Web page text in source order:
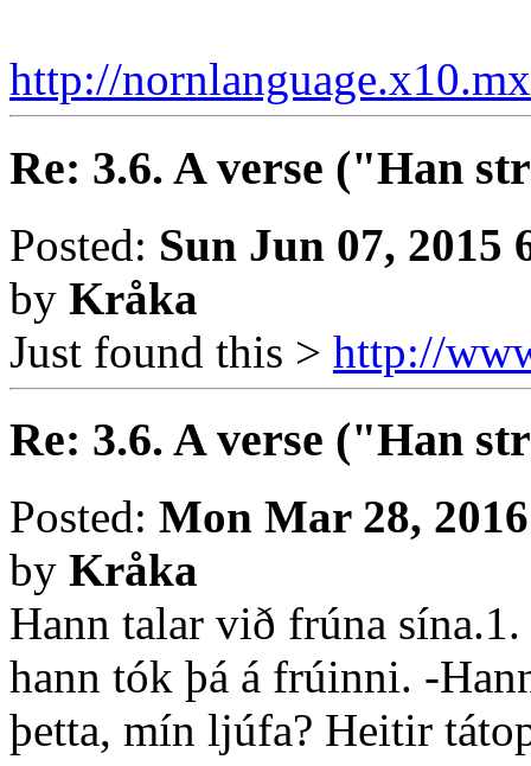
http://
Re: 3.6. A verse ("Han
Posted: Sun Jun 07, 2015
by Kråka
Just found this > http://
Re: 3.6. A verse ("Han
Posted: Mon Mar 28,
by Kråka
Hann talar við frúna
hann tók þá á frúinni. -
þetta, mín ljúfa? Heitir